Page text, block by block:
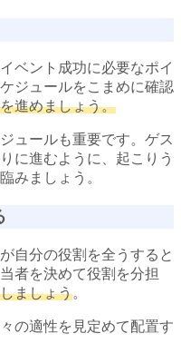
ベント成功に必要なポイ
ジュールをこまめに確認
進めましょう。
ュールも重要です。ゲス
に進むように、起こりう
みましょう。
自分の役割を全うすると
者を決めて役割を分担
ましょう。
の適性を見定めて配置す